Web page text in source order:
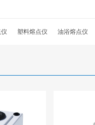
塑料熔点仪 油浴熔点仪